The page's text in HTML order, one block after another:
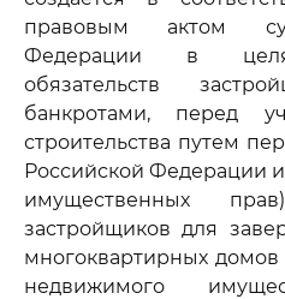
правовым актом
Федерации в
обязательств
банкротами, перед
строительства путем
Российской Федерации
имущественных
застройщиков для
многоквартирных
недвижимого